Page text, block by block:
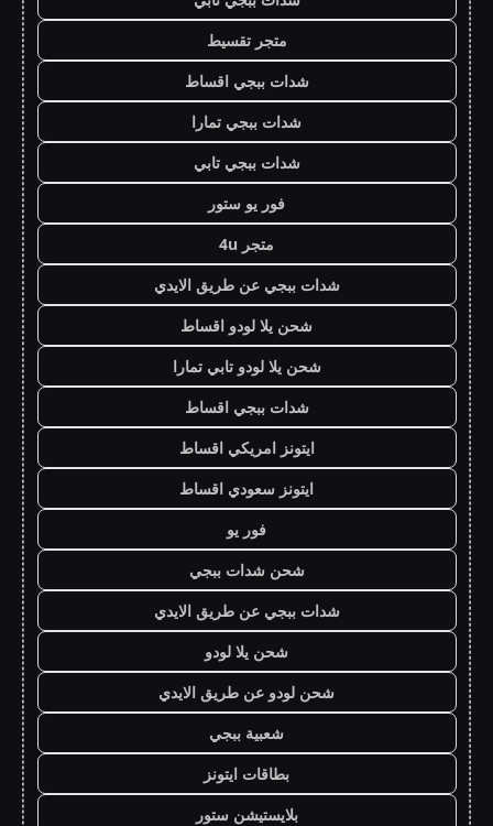
متجر تقسيط
شدات ببجي اقساط
شدات ببجي تمارا
شدات ببجي تابي
فور يو ستور
متجر 4u
شدات ببجي عن طريق الايدي
شحن يلا لودو اقساط
شحن يلا لودو تابي تمارا
شدات ببجي اقساط
ايتونز امريكي اقساط
ايتونز سعودي اقساط
فور يو
شحن شدات ببجي
شدات ببجي عن طريق الايدي
شحن يلا لودو
شحن لودو عن طريق الايدي
شعبية ببجي
بطاقات ايتونز
بلايستيشن ستور